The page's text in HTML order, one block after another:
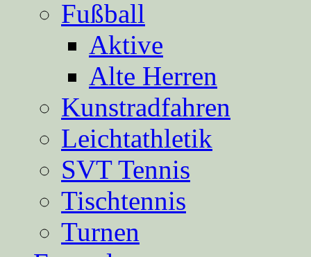
Fußball
Aktive
Alte Herren
Kunstradfahren
Leichtathletik
SVT Tennis
Tischtennis
Turnen